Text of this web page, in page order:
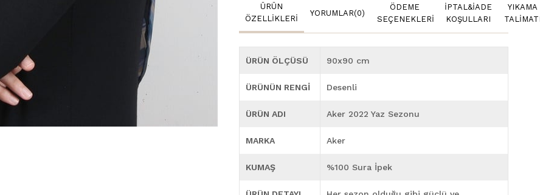
ÜRÜN
ÖZELLIKLERI
YORUMLAR(0)
ÖDEME
SEÇENEKLERI
İPTAL&İADE
KOŞULLARI
YIKAMA
ÜRÜN ÖLÇÜSÜ 90x90 cm
ÜRÜNÜN RENGİ Desenli
ÜRÜN ADI Aker 2022 Yaz Sezonu
MARKA Aker
KUMAŞ %100 Sura İpek